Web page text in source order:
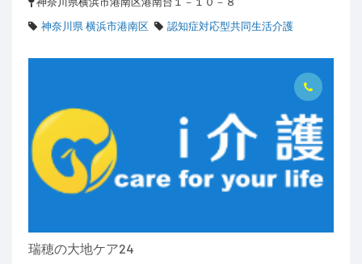
神奈川県 横浜市港南区
認知症対応型共同生活介護
瑞穂の大地ケア24